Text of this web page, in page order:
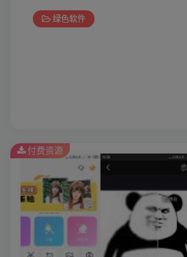
绿色软件
付费资源